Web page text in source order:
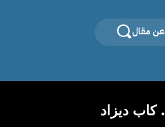
مقال
كاب ديزاد